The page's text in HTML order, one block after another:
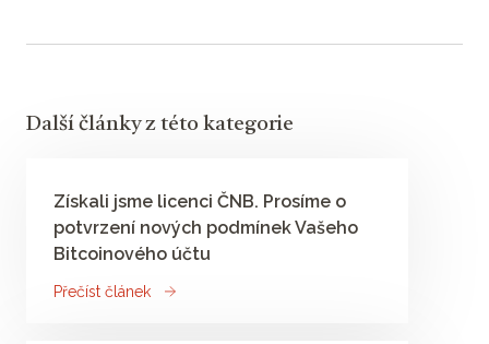
Další články z této kategorie
Získali jsme licenci ČNB. Prosíme o
potvrzení nových podmínek Vašeho
Bitcoinového účtu
Přečíst článek